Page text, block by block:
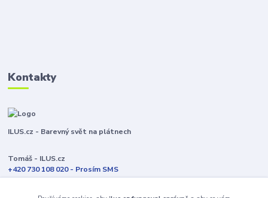
Kontakty
ILUS.cz - Barevný svět na plátnech
Tomáš - ILUS.cz
+420 730 108 020 - Prosím SMS
Jsme většinu času ve výrobě